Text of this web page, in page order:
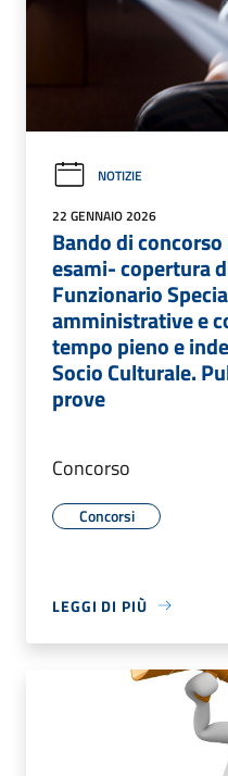
NOTIZIE
22 GENNAIO 2026
Bando di
esami- copertura
Funzionario
amministrative e
tempo pieno e
Socio Culturale.
prove
Concorso
Concorsi
LEGGI DI PIÙ